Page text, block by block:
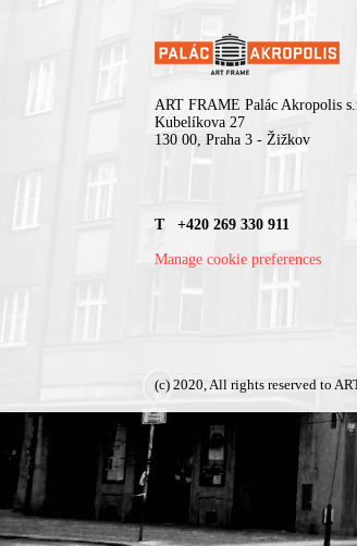
ART FRAME Palác Akropolis
Kubelíkova 27
130 00, Praha 3 - Žižkov
T +420 269 330 911
Manage cookie preferences
(c) 2020, All rights reserved to